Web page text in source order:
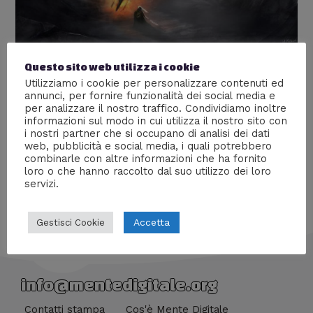
Melkor, il primo Signore Oscuro
Lascia un commento /Libri/ DiGiacomo Brasini
Il racconto delle gesta del primo Signore Oscuro,
creatore degli orchi, dei Balrog e padrone di Sauron.
info@mentedigitale.org
Contatti stampa Cos'è Mente Digitale
Questo sito web utilizza i cookie
Utilizziamo i cookie per personalizzare contenuti ed
annunci, per fornire funzionalità dei social media e
per analizzare il nostro traffico. Condividiamo inoltre
informazioni sul modo in cui utilizza il nostro sito con
i nostri partner che si occupano di analisi dei dati
web, pubblicità e social media, i quali potrebbero
combinarle con altre informazioni che ha fornito
loro o che hanno raccolto dal suo utilizzo dei loro
servizi.
Gestisci Cookie Accetta